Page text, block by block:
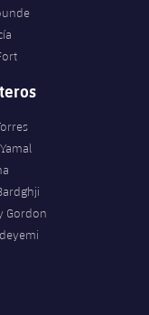
Gordon